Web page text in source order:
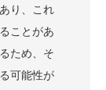
り、これ
ことがあ
ため、そ
可能性が